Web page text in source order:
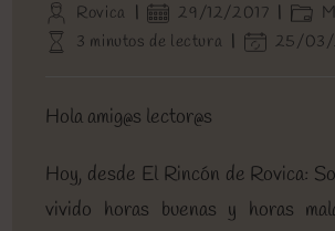
Autor
de
la
Rovica
Publicación
de
la
29/12/2017
de
la
Tiempo3 minutos de lectura
Última25/03/
Hola amig@s lector@s
Hoy, desde El Rincón de Rovica:
vivido horas buenas y horas